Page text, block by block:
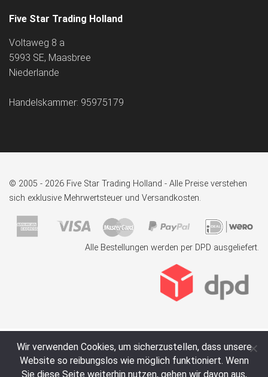
Five Star Trading Holland
Voltaweg 8 a
5993 SE, Maasbree
Niederlande
Handelskammer: 95975179
© 2005 - 2026 Five Star Trading Holland - Alle Preise verstehen
sich exklusive Mehrwertsteuer und Versandkosten.
Alle Bestellungen werden per DPD ausgeliefert.
Wir verwenden Cookies, um sicherzustellen, dass unsere
Website so reibungslos wie möglich funktioniert. Wenn
Sie diese Seite weiterhin nutzen, gehen wir davon aus,